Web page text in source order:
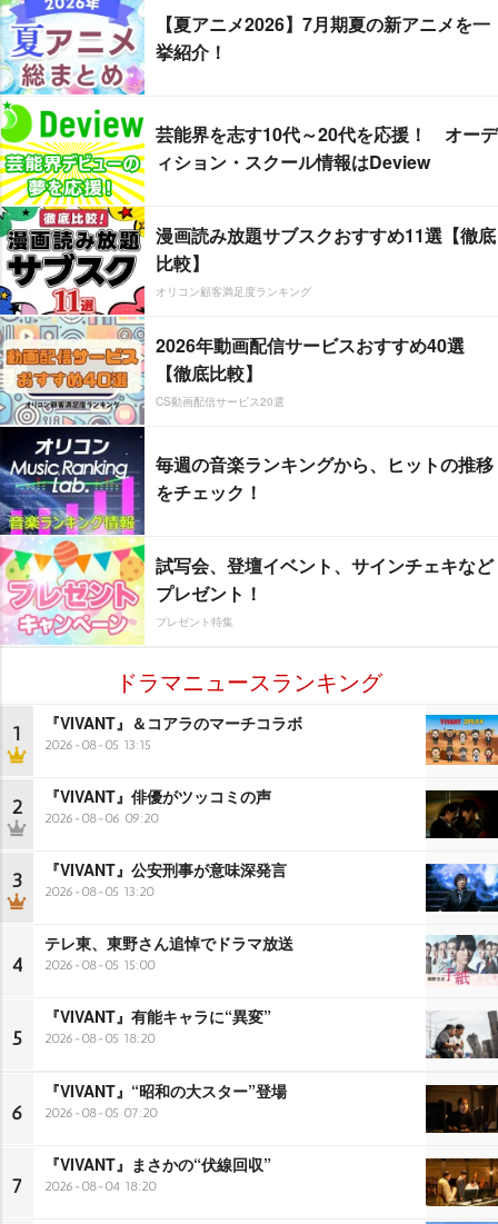
【夏アニメ2026】7月期夏の新アニメを一
挙紹介！
芸能界を志す10代～20代を応援！ オーデ
ィション・スクール情報はDeview
漫画読み放題サブスクおすすめ11選【徹底
比較】
オリコン顧客満足度ランキング
2026年動画配信サービスおすすめ40選
【徹底比較】
CS動画配信サービス20選
毎週の音楽ランキングから、ヒットの推移
をチェック！
試写会、登壇イベント、サインチェキなど
プレゼント！
プレゼント特集
ドラマニュースランキング
1 『VIVANT』＆コアラのマーチコラボ
2026-08-05 13:15
2 『VIVANT』俳優がツッコミの声
2026-08-06 09:20
3 『VIVANT』公安刑事が意味深発言
2026-08-05 13:20
4
テレ東、東野さん追悼でドラマ放送
2026-08-05 15:00
5
『VIVANT』有能キャラに“異変”
2026-08-05 18:20
6
『VIVANT』“昭和の大スター”登場
2026-08-05 07:20
7
『VIVANT』まさかの“伏線回収”
2026-08-04 18:20